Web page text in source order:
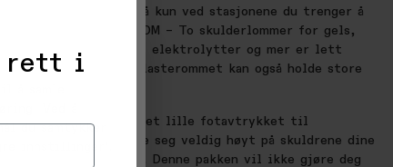
i et løp og fylle på kun ved stasjonene du trenger å
sparer tid! FLERE ROM – To skulderlommer for gels,
solkrem, små telefoner, elektrolytter og mer er lett
Det bakre lasterommet kan også holde store
MINDRE VARME – Det lille fotavtrykket til
at pakken vil holde seg veldig høyt på skuldrene dine
og pusteevne. Denne pakken vil ikke gjøre deg
å samle
du samtykker
innstillinger'.
rett i